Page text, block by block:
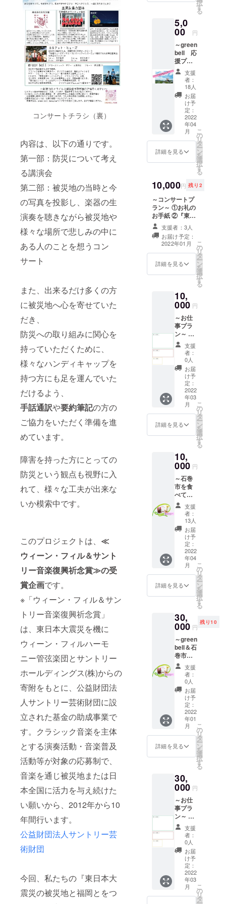
コンサートチラシ（裏）
内容は、以下の通りです。
第一部：防災について考え
る講演会
第二部：被災地の当時と今
の写真を投影し、楽器の生
演奏を聴きながら被災地や
様々な場所で悲しみの中に
ある人のことを想うコン
サート
また、出来るだけ多くの方
に被災地へ心を寄せていた
だき、
防災への取り組みに関心を
持っていただくために、
様々なハンディキャップを
持つ方にも足を運んでいた
だけるよう、
手話通訳や要約筆記の方の
ご協力をいただく準備を進
めています。
障害を持った方にとっての
防災という観点も視野に入
れて、様々な工夫が出来な
いか模索中です。
このプロジェクトは、 ≪
ウィーン・フィル＆サント
リー音楽復興祈念賞≫の受
賞企画です。
※「ウィーン・フィル＆サン
トリー音楽復興祈念賞」
は、東日本大震災を機に
ウィーン・フィルハーモ
ニー管弦楽団とサントリー
ホールディングス(株)からの
寄附をもとに、公益財団法
人サントリー芸術財団に設
立された基金の助成事業で
す。クラシック音楽を主体
とする演奏活動・音楽普及
活動等が対象の応募制で、
音楽を通じ被災地または日
本全国に活力を与え続けた
い願いから、2012年から10
年間行います。
公益財団法人サントリー芸
術財団
今回、私たちの『東日本大
震災の被災地と福岡とをつ
楽文化振興
に特に力を
注いでい
その他、ブ
ライダルで
の演奏や依
頼演奏に
て、福岡県
を中心に演
奏活動を行
現在、音楽
ンサートの
企画・運営
を行うアン
サンブル集
団『とまり
木合奏団』
代表、令和2
年9月から
は、『音楽
green bell』
のフルート
奏者、パー
カッション
担当として
活動中。
定のコ
トの中
で演奏
する曲
の動画
になり
ます
※曲
の指定
はでき
ません
択
す
る
5,0
00 円
～green
bell 応
援プラ
ン～
green
bell演奏
動画3曲
（お礼
の動画
付）
※令
和4年2
月27日
（日）
開催予
定のコ
トの中
で演奏
する曲
の動画
になり
※曲
の指定
はでき
ません
支援
者：
18人
お届
け予
定：
2022
年04
月
詳細を見る
こ
の
リ
タ
ー
ン
を
選
択
す
る
10,000円 残り2
～コンサートプ
ラン～ ①お礼の
お手紙 ②『東日
本大震災の被災
地と福岡とをつ
なぐ復興支援コ
ンサート』チ
ケット一枚 ※
令和4年2月27日
支援者：3人
お届け予定：
2022年01月
詳細を見る
こ
の
リ
タ
ー
ン
を
選
択
す
る
10,
000 円
～お仕
事プラ
ン～ ①
お礼
メール
（手書
きのお
手紙
を、添
付ファ
イルで
お送り
致しま
す） ②
コン
サート
お客様
に配布
するパ
ンフ
レット
に広告
を掲載
しま
す。 ま
た、掲
載した
パンフ
レット
をお送
りしま
す。 ※
広告掲
イズ
（図参
照） ※
入稿期
限があ
りま
す。令
和4年1
月20日
（木）
PM7:00
まで
に、 原
稿を添
付ファ
イルに
てメー
とが条
件で
デザイ
ン等の
ご相談
で、
メール
で何度
かやり
取りを
する必
要があ
りま
す。 ※
支援
者：
0人
お届
け予
定：
2022
年03
月
詳細を見る
こ
の
リ
タ
ー
ン
を
選
択
す
る
10,
000 円
～石巻
市を食
べて応
援プラ
ン～ ①
お礼の
お手紙
②石巻
市名産3
点セッ
ト ・幻
のポー
クカ
レー：
製造元
／リヤ
浦、内
容量／
200g、
賞味期
限／製
造より
12か
月、保
存方法
／常温
・おつ
まみス
モーク
たら
こ：製
造元／
湊水
20g、賞
味期限
／製造
より120
日、保
存方法
／常温
・手打
風うど
ん い
しのま
き：製
造元／
遠山製
麺所、
内容量
／
支援
者：
13人
お届
け予
定：
2022
年04
月
詳細を見る
こ
の
リ
タ
ー
ン
を
選
択
す
る
30,
000 円
残り10
～green
bell＆石
巻市応
援プラ
ン～ ①
お礼の
お手紙
②『東
日本大
震災の
被災地
と福岡
とをつ
なぐ復
興支援
コン
ト』チ
ケット
一枚
※令和4
年2月27
日
（日）
開催予
定で
す。 ③
石巻市
名産3点
セット
・幻の
ポーク
カ
支援
者：
0人
お届
け予
定：
2022
年01
月
詳細を見る
こ
の
リ
タ
ー
ン
を
選
択
す
る
30,
000 円
～お仕
事プラ
ン～ ①
お礼の
お手紙
②コン
サート
当日、
お客様
に配布
するパ
ンフ
レット
支援
者：
0人
お届
け予
定：
2022
年03
月
こ
の
リ
タ